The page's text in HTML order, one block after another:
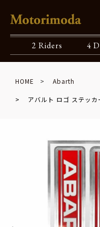
2 Riders 4
HOME Abarth
アバルト ロゴ ステッカ